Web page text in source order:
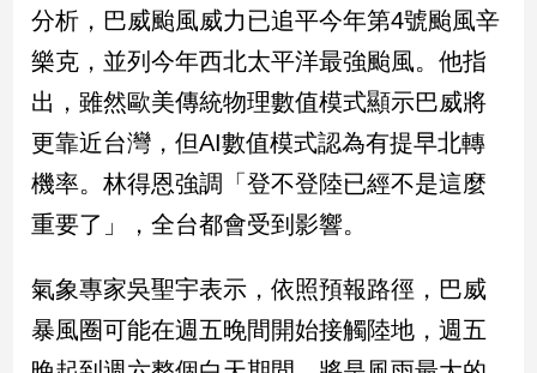
地
方
新
冠
毒
專
區
南
台
分析，巴威颱風威力已追平今年第4號颱風辛
樂克，並列今年西北太平洋最強颱風。他指
出，雖然歐美傳統物理數值模式顯示巴威將
更靠近台灣，但AI數值模式認為有提早北轉
機率。林得恩強調「登不登陸已經不是這麼
重要了」，全台都會受到影響。
氣象專家吳聖宇表示，依照預報路徑，巴威
暴風圈可能在週五晚間開始接觸陸地，週五